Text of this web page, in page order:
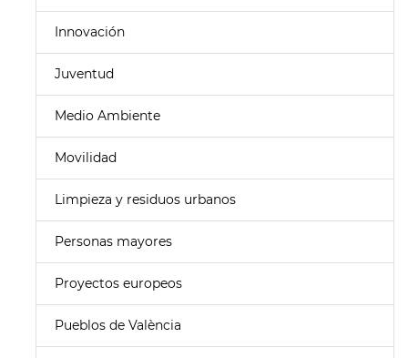
Innovación
Juventud
Medio Ambiente
Movilidad
Limpieza y residuos urbanos
Personas mayores
Proyectos europeos
Pueblos de València